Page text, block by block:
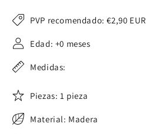
PVP recomendado:€2,90 EUR
Edad: +0 meses
Medidas:
Piezas: 1 pieza
Material: Madera